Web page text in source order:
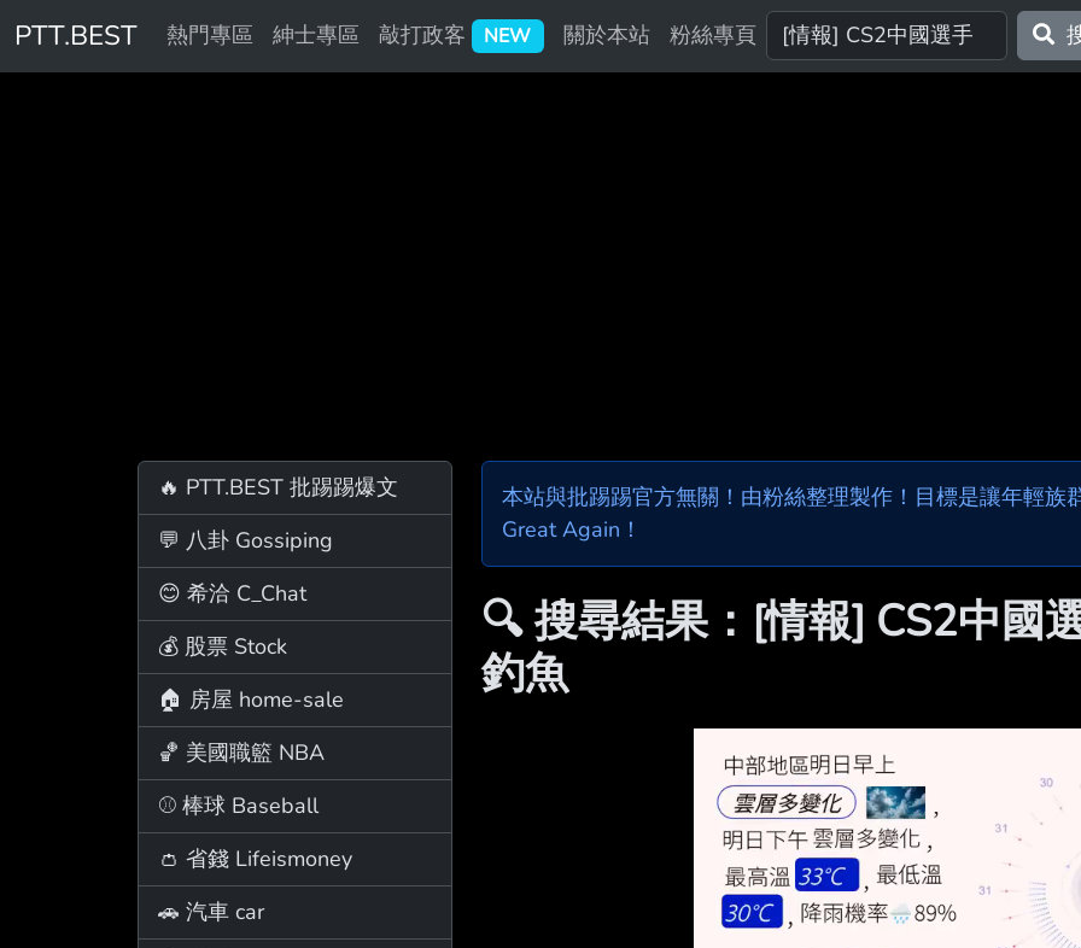
PTT.BEST 熱門專區 紳士專區 敲打政客 NEW 關於本站 粉絲專頁
🔥 PTT.BEST 批踢踢爆文
💬 八卦 Gossiping
😊 希洽 C_Chat
💰 股票 Stock
🏠 房屋 home-sale
🏀 美國職籃 NBA
⚾ 棒球 Baseball
👛 省錢 Lifeismoney
🚗 汽車 car
本站與批踢踢官方無關！由粉絲整理製作！目標是讓年輕族
Great Again！
🔍 搜尋結果：[情報] CS2中國
釣魚